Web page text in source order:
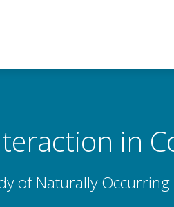
in
of Naturally